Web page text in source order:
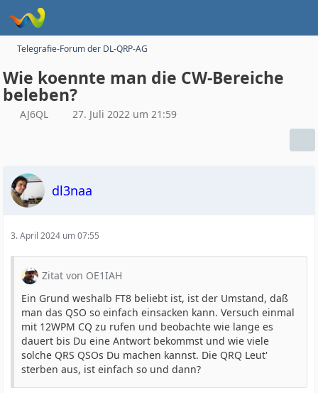
Telegrafie-Forum der DL-QRP-AG
Wie koennte man die CW-Bereiche
beleben?
AJ6QL 27. Juli 2022 um 21:59
dl3naa
3. April 2024 um 07:55
Zitat von OE1IAH
Ein Grund weshalb FT8 beliebt ist, ist der Umstand, daß
man das QSO so einfach einsacken kann. Versuch einmal
mit 12WPM CQ zu rufen und beobachte wie lange es
dauert bis Du eine Antwort bekommst und wie viele
solche QRS QSOs Du machen kannst. Die QRQ Leut'
sterben aus, ist einfach so und dann?